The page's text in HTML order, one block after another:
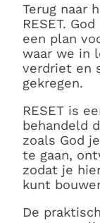
Terug naar
RESET.
een plan
waar we in
verdriet en
gekregen.
RESET is
behandeld
zoals God
te gaan,
zodat je
kunt
De